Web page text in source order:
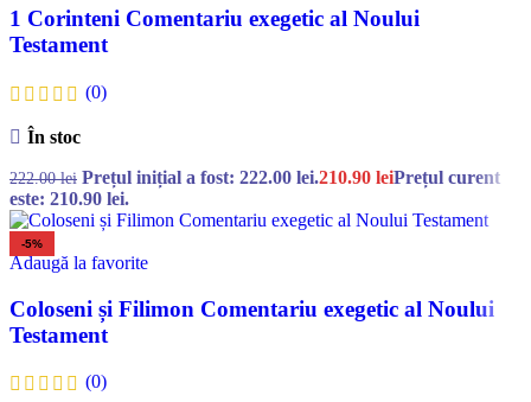
1 Corinteni Comentariu exegetic al Noului
Testament
(0)
În stoc
222.00lei Prețul inițial a fost: 222.00 lei.210.90 leiPrețul curent
este: 210.90 lei.
-5%
Adaugă la favorite
Coloseni și Filimon Comentariu exegetic al Noului
Testament
(0)